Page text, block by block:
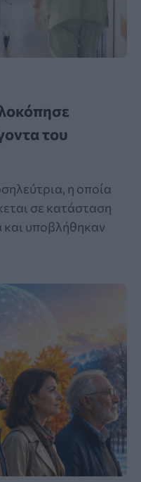
του
η οποία
σε κατάσταση
υποβλήθηκαν